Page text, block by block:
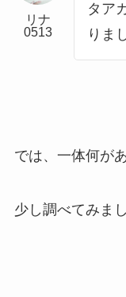
リナ
0513
タア
りま
では、一体何が
少し調べてみまし